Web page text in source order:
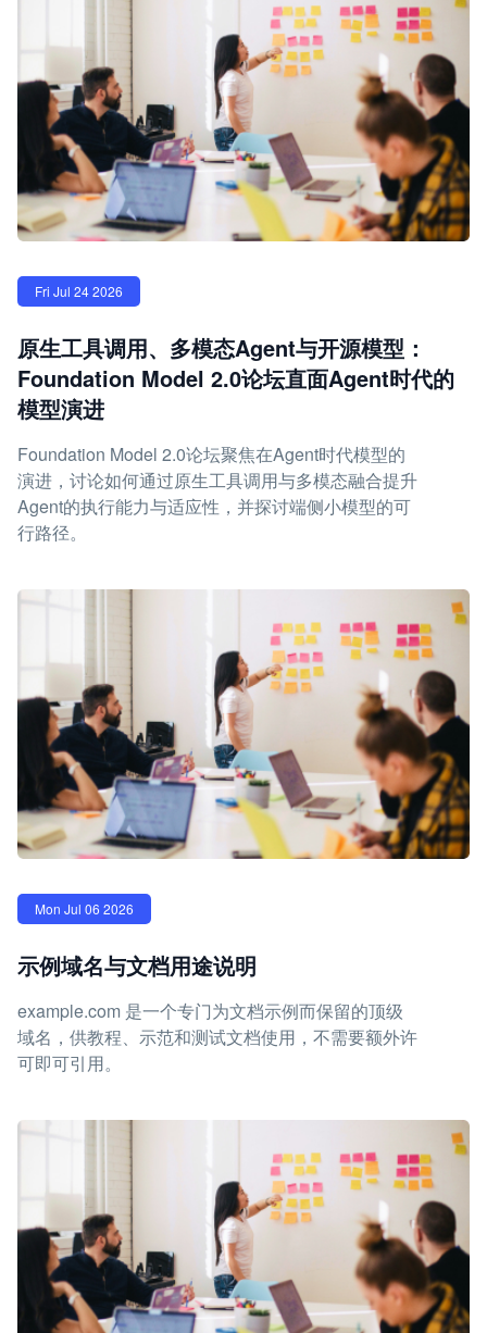
Fri Jul 24 2026
原生工具调用、多模态Agent与开源模型：
Foundation Model 2.0论坛直面Agent时代的
模型演进
Foundation Model 2.0论坛聚焦在Agent时代模型的
演进，讨论如何通过原生工具调用与多模态融合提升
Agent的执行能力与适应性，并探讨端侧小模型的可
行路径。
Mon Jul 06 2026
示例域名与文档用途说明
example.com 是一个专门为文档示例而保留的顶级
域名，供教程、示范和测试文档使用，不需要额外许
可即可引用。